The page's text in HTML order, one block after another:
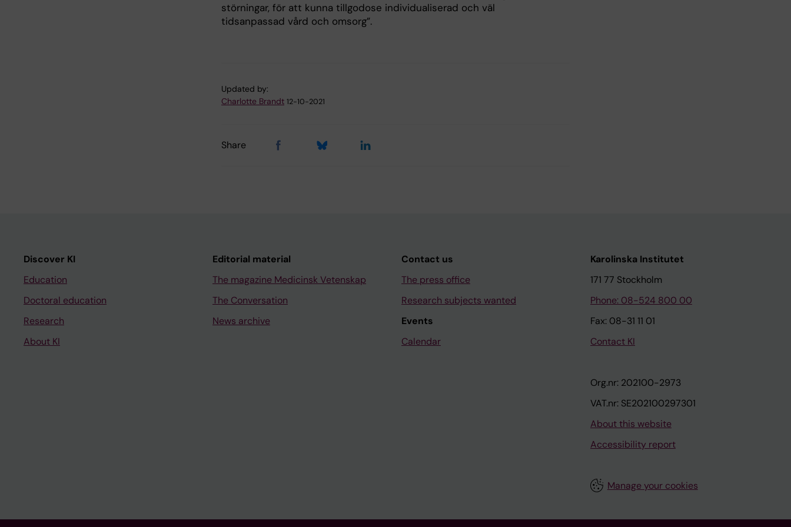
störningar, för att kunna tillgodose individualiserad och väl
tidsanpassad vård och omsorg”.
Updated by:
Charlotte Brandt 12-10-2021
Share
Discover KI
Education
Doctoral education
Research
About KI
Editorial material
The magazine Medicinsk Vetenskap
The Conversation
News archive
Contact us
The press office
Research subjects wanted
Events
Calendar
Karolinska Institutet
171 77 Stockholm
Phone: 08-524 800 00
Fax: 08-31 11 01
Contact KI
Org.nr: 202100-2973
VAT.nr: SE202100297301
About this website
Accessibility report
Manage your cookies